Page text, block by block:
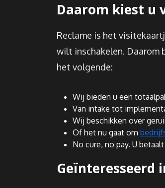
Daarom kiest u
Reclame is het
wilt inschakelen. Daarom
het volgende:
Wij bieden u een
Van intake tot
Wij beschikken over
Of het nu gaat om
No cure, no pay. U
Geïnteresseerd